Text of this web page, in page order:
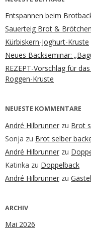
Entspannen beim
Sauerteig Brot &
Kürbiskern-Joghurt-Kruste
Neues Backseminar:
REZEPT-Vorschlag für
Roggen-Kruste
NEUESTE KOMMENTARE
André Hilbrunner zu Brot
Sonja zu Brot selber
André Hilbrunner zu
Katinka zu Doppelback
André Hilbrunner zu
ARCHIV
Mai 2026